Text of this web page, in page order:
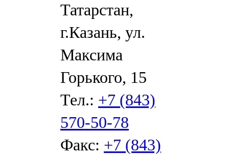
Татарстан,
г.Казань, ул.
Максима
Горького, 15
Тел.: +7 (843)
570-50-78
Факс: +7 (843)